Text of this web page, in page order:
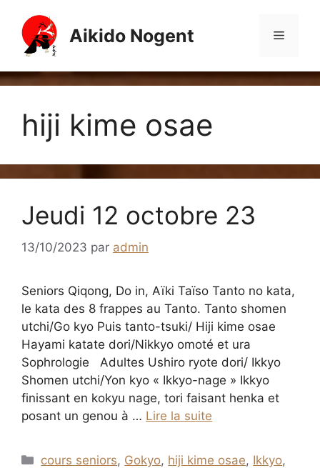
contenu
Aikido Nogent Menu
hiji kime osae
Jeudi 12 octobre 23
13/10/2023 par admin
Seniors Qiqong, Do in, Aïki Taïso Tanto no kata,
le kata des 8 frappes au Tanto. Tanto shomen
utchi/Go kyo Puis tanto-tsuki/ Hiji kime osae
Hayami katate dori/Nikkyo omoté et ura
Sophrologie Adultes Ushiro ryote dori/ Ikkyo
Shomen utchi/Yon kyo « Ikkyo-nage » Ikkyo
finissant en kokyu nage, tori faisant henka et
posant un genou à … Lire la suite
Catégories
cours seniors, Gokyo, hiji kime osae, Ikkyo,